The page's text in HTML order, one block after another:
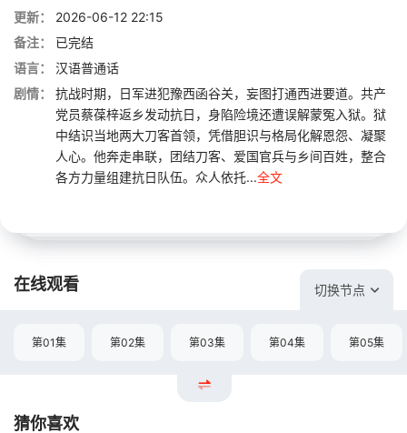
更新：
2026-06-12 22:15
备注：
已完结
语言：
汉语普通话
剧情：
抗战时期，日军进犯豫西函谷关，妄图打通西进要道。共产
党员蔡葆梓返乡发动抗日，身陷险境还遭误解蒙冤入狱。狱
中结识当地两大刀客首领，凭借胆识与格局化解恩怨、凝聚
人心。他奔走串联，团结刀客、爱国官兵与乡间百姓，整合
各方力量组建抗日队伍。众人依托...全文
在线观看 切换节点
第01集 第02集 第03集 第04集 第05集
猜你喜欢